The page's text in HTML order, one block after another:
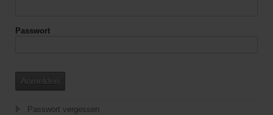
Passwort
Anmelden
Passwort vergessen